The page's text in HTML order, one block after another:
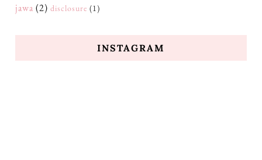
jawa (2) disclosure (1)
INSTAGRAM